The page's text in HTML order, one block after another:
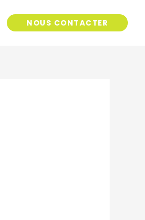
NOUS CONTACTER